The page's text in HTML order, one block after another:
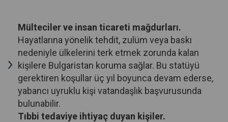
Mülteciler ve insan ticareti mağdurları.
Hayatlarına yönelik tehdit, zulüm veya baskı
nedeniyle ülkelerini terk etmek zorunda kalan
kişilere Bulgaristan koruma sağlar. Bu statüyü
gerektiren koşullar üç yıl boyunca devam ederse,
yabancı uyruklu kişi vatandaşlık başvurusunda
bulunabilir.
Tıbbi tedaviye ihtiyaç duyan kişiler.